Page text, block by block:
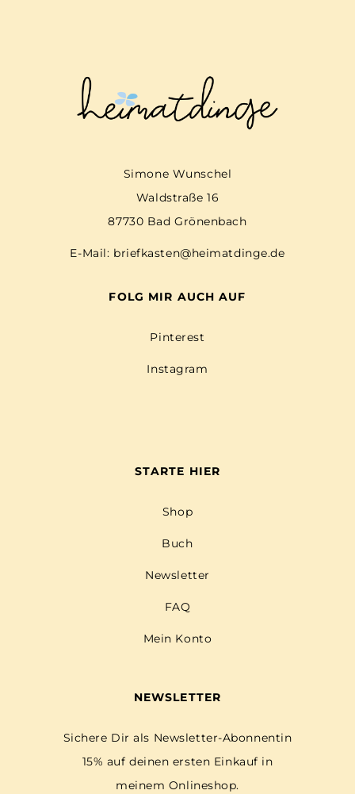
Simone Wunschel
Waldstraße 16
87730 Bad Grönenbach
E-Mail: briefkasten@heimatdinge.de
FOLG MIR AUCH AUF
Pinterest
Instagram
STARTE HIER
Shop
Buch
Newsletter
FAQ
Mein Konto
NEWSLETTER
Sichere Dir als Newsletter-Abonnentin
15% auf deinen ersten Einkauf in
meinem Onlineshop.